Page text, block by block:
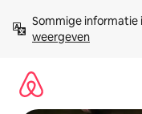
direct
naar
Sommige
weergeven